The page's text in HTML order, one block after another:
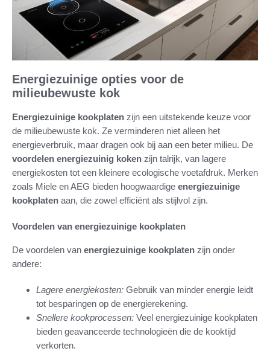
Energiezuinige opties voor de
milieubewuste kok
Energiezuinige kookplaten zijn een uitstekende keuze voor
de milieubewuste kok. Ze verminderen niet alleen het
energieverbruik, maar dragen ook bij aan een beter milieu. De
voordelen energiezuinig koken zijn talrijk, van lagere
energiekosten tot een kleinere ecologische voetafdruk. Merken
zoals Miele en AEG bieden hoogwaardige energiezuinige
kookplaten aan, die zowel efficiënt als stijlvol zijn.
Voordelen van energiezuinige kookplaten
De voordelen van energiezuinige kookplaten zijn onder
andere:
Lagere energiekosten: Gebruik van minder energie leidt
tot besparingen op de energierekening.
Snellere kookprocessen: Veel energiezuinige kookplaten
bieden geavanceerde technologieën die de kooktijd
verkorten.